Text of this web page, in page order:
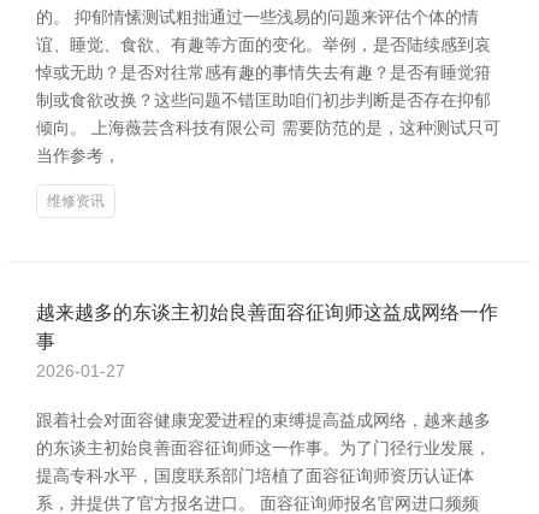
的。 抑郁情愫测试粗拙通过一些浅易的问题来评估个体的情
谊、睡觉、食欲、有趣等方面的变化。举例，是否陆续感到哀
悼或无助？是否对往常感有趣的事情失去有趣？是否有睡觉箝
制或食欲改换？这些问题不错匡助咱们初步判断是否存在抑郁
倾向。 上海薇芸含科技有限公司 需要防范的是，这种测试只可
当作参考，
维修资讯
越来越多的东谈主初始良善面容征询师这益成网络一作
事
2026-01-27
跟着社会对面容健康宠爱进程的束缚提高益成网络，越来越多
的东谈主初始良善面容征询师这一作事。为了门径行业发展，
提高专科水平，国度联系部门培植了面容征询师资历认证体
系，并提供了官方报名进口。 面容征询师报名官网进口频频